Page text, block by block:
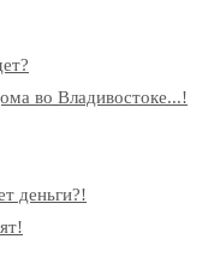
во Владивостоке...!
деньги?!